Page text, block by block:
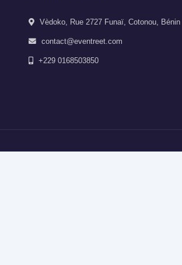
Vèdoko, Rue 2727 Funaï, Cotonou, Bénin
contact@eventreet.com
+229 0168503850